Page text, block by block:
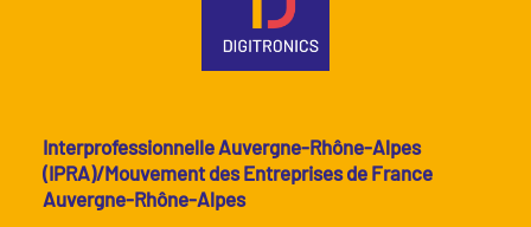
Interprofessionnelle Auvergne-Rhône-Alpes
(IPRA)/Mouvement des Entreprises de France
Auvergne-Rhône-Alpes